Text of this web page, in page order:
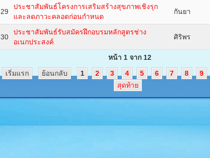
29
ประชาสัมพันธ์โครงการเสริมสร้างสุขภาพเชิงรุก
และลดภาวะคลอดก่อนกำหนด
กันยา
30
ประชาสัมพันธ์รับสมัครฝึกอบรมหลักสูตรช่าง
อเนกประสงค์
ศิริพร
หน้า 1 จาก 12
เริ่มแรก
ย้อนกลับ 1 2 3 4 5 6 7 8 9
สุดท้าย